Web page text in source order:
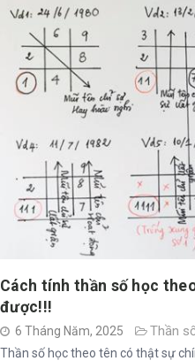
Cách tính thần số học
được!!!
6 Tháng Năm, 2025 Thần
Thần số học theo tên có thật sự